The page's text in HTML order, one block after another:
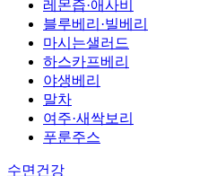
레몬즙·애사비
블루베리·빌베리
마시는샐러드
하스카프베리
야생베리
말차
여주·새싹보리
푸룬주스
수면건강